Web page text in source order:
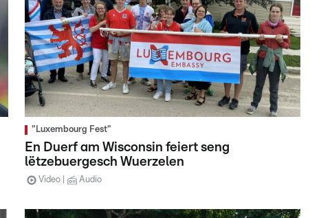
"Luxembourg Fest"
En Duerf am Wisconsin feiert seng
lëtzebuergesch Wuerzelen
Video Audio